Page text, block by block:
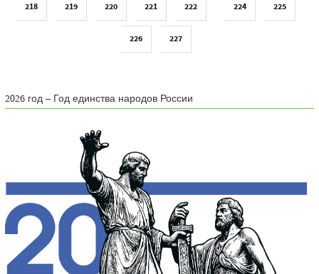
218 219 220 221 222 224 225
226 227
2026 год – Год единства народов России